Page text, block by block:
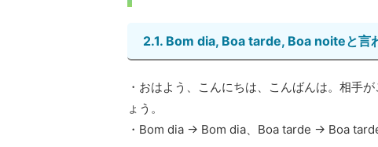
2.1. Bom dia, Boa tarde, Boa noiteと言
・おはよう、こんにちは、こんばんは。相手
ょう。
・Bom dia → Bom dia、Boa tarde → Boa